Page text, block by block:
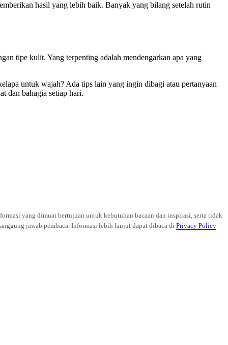
hasil yang lebih baik. Banyak yang bilang setelah rutin
tipe kulit. Yang terpenting adalah mendengarkan apa yang
untuk wajah? Ada tips lain yang ingin dibagi atau pertanyaan
dan bahagia setiap hari.
yang dimuat bertujuan untuk kebutuhan bacaan dan inspirasi, serta tidak
jawab pembaca. Informasi lebih lanjut dapat dibaca di Privacy Policy